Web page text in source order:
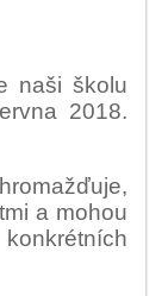
naši školu
2018.
a mohou